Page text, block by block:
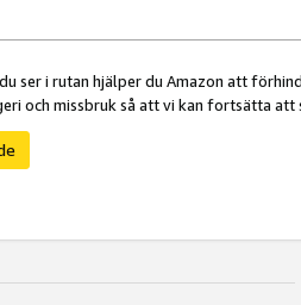
ser i rutan hjälper du Amazon att
och missbruk så att vi kan fortsätta